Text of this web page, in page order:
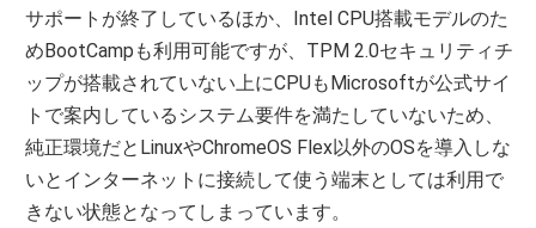
サポートが終了しているほか、Intel CPU搭載モデルのた
めBootCampも利用可能ですが、TPM 2.0セキュリティチ
ップが搭載されていない上にCPUもMicrosoftが公式サイ
トで案内しているシステム要件を満たしていないため、
純正環境だとLinuxやChromeOS Flex以外のOSを導入しな
いとインターネットに接続して使う端末としては利用で
きない状態となってしまっています。